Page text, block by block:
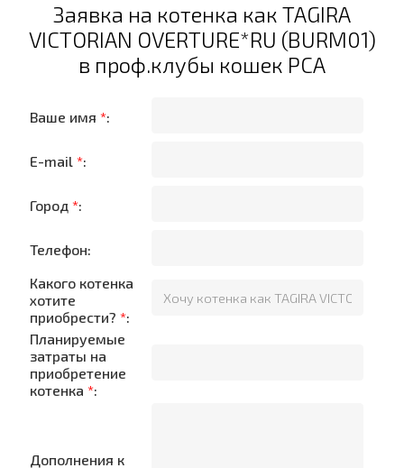
Заявка на котенка как TAGIRA
VICTORIAN OVERTURE*RU (BURM01)
в проф.клубы кошек PCA
Ваше имя *:
E-mail *:
Город *:
Телефон:
Какого котенка
хотите
приобрести? *:
Планируемые
затраты на
приобретение
котенка *:
Дополнения к